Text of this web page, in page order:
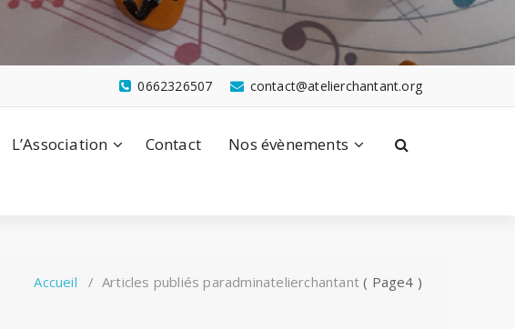
contact@atelierchantant.org
0662326507
L’Association Contact Nos évènements
Accueil / Articles publiés paradminatelierchantant ( Page4 )